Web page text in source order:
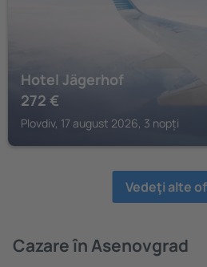
Hotel Jägerhof
272 €
Plovdiv, 17 august 2026, 3 nopți
Vedeţi alte
Cazare în Asenovgrad